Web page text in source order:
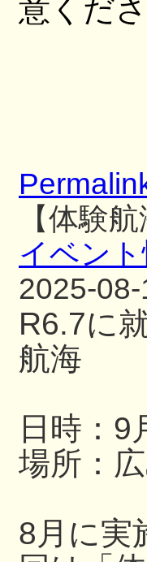
意くださ
【体験
イベン
2025-08-
R6.7に
航海
日時：
場所：
8月に実